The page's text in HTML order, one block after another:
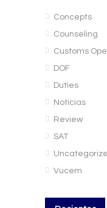
Concepts
Counseling
Customs
DOF
Duties
Noticias
Review
SAT
Vucem